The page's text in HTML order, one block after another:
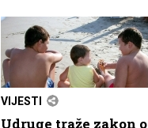
VIJESTI
Udruge traže zakon o